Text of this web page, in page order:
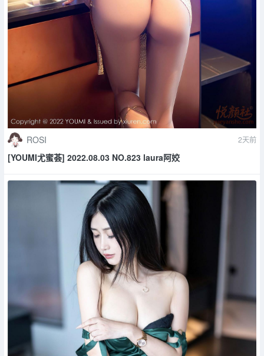
ROSI 2天前
[YOUMI尤蜜荟] 2022.08.03 NO.823 laura阿姣